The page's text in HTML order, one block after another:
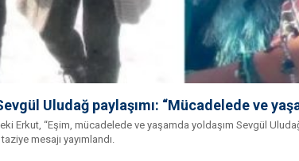
Uludağ paylaşımı: “Mücadelede ve
Erkut, “Eşim, mücadelede ve yaşamda yoldaşım Sevgül
mesajı yayımlandı.